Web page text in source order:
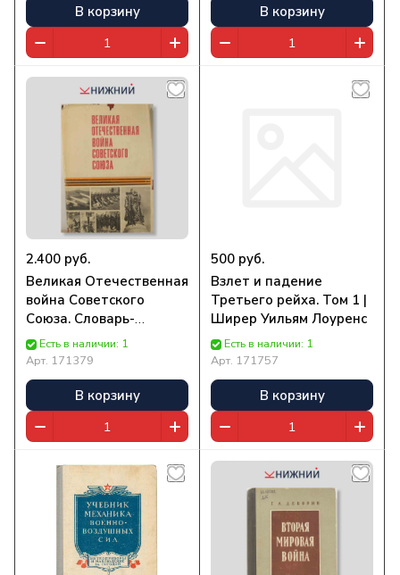
В корзину В корзину
2.400 руб.
Великая Отечественная
война Советского
Союза. Словарь-
справочник | Редакция
журнала
Есть в наличии: 1
Арт. 171379
В корзину
500 руб.
Взлет и падение
Третьего рейха. Том 1 |
Ширер Уильям Лоуренс
Есть в наличии: 1
Арт. 171757
В корзину